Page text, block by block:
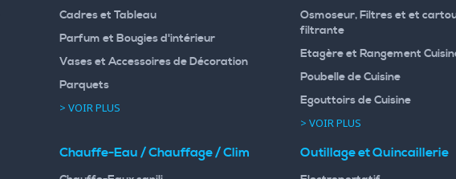
Cadres et Tableau
Parfum et Bougies d'intérieur
Vases et Accessoires de Décoration
Parquets
> VOIR PLUS
Osmoseur, Filtres et et
filtrante
Etagère et Rangement
Poubelle de Cuisine
Egouttoirs de Cuisine
> VOIR PLUS
Chauffe-Eau / Chauffage / Clim Outillage et Quincaillerie